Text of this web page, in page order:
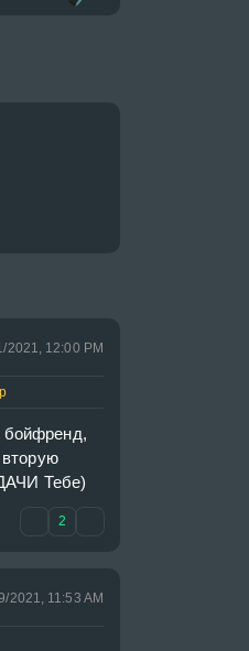
2021, 12:00 PM
вторую
Тебе)
2
2021, 11:53 AM